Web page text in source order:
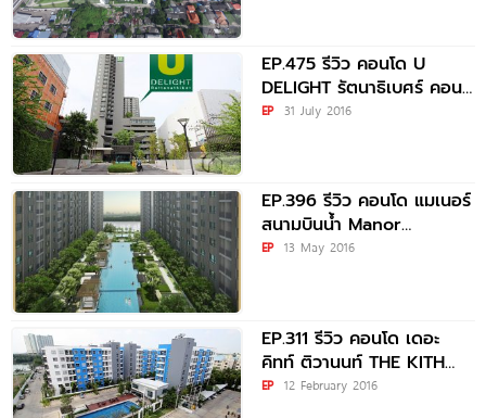
EP.475 รีวิว คอนโด U
DELIGHT รัตนาธิเบศร์ คอน
โดใหม่พร้อมอยู่ ใกล้ MRT
EP 31 July 2016
EP.396 รีวิว คอนโด แมเนอร์
สนามบินน้ำ Manor
Sanambinnam ใกล้ MRT
EP 13 May 2016
EP.311 รีวิว คอนโด เดอะ
คิทท์ ติวานนท์ THE KITH
TIWANON
EP 12 February 2016